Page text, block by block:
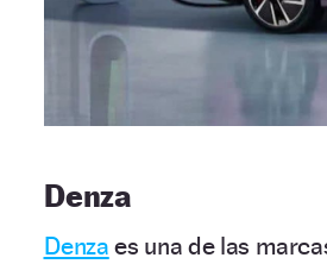
Denza
Denza es una de las